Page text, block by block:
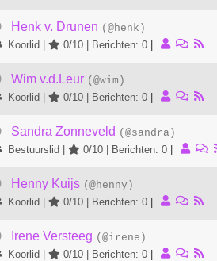
Henk v. Drunen (@henk)
Koorlid |
0/10 | Berichten: 0
Wim v.d.Leur (@wim)
Koorlid |
0/10 | Berichten: 0
Sandra Zonneveld (@sandra)
Bestuurslid |
0/10 | Berichten: 0
Henny Kuijs (@henny)
Koorlid |
0/10 | Berichten: 0
Irene Versteeg (@irene)
Koorlid |
0/10 | Berichten: 0